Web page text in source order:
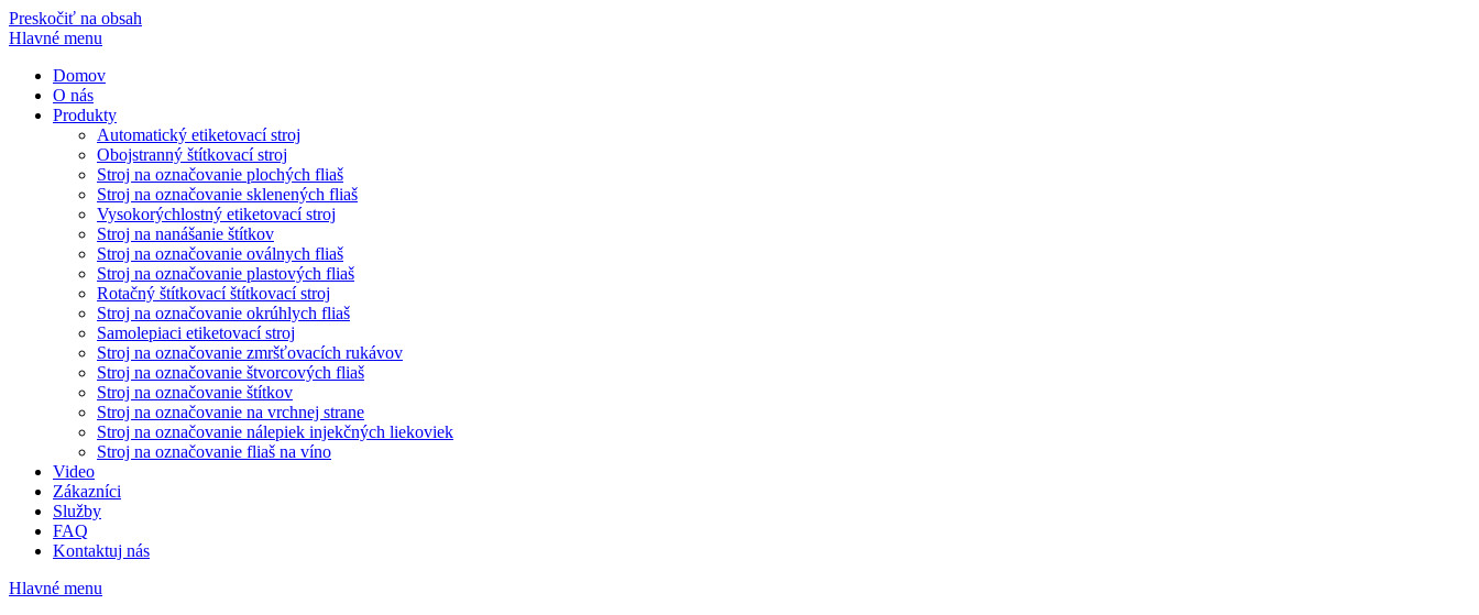
Preskočiť na obsah
Hlavné menu
Domov
O nás
Produkty
Automatický etiketovací stroj
Obojstranný štítkovací stroj
Stroj na označovanie plochých fliaš
Stroj na označovanie sklenených fliaš
Vysokorýchlostný etiketovací stroj
Stroj na nanášanie štítkov
Stroj na označovanie oválnych fliaš
Stroj na označovanie plastových fliaš
Rotačný štítkovací štítkovací stroj
Stroj na označovanie okrúhlych fliaš
Samolepiaci etiketovací stroj
Stroj na označovanie zmršťovacích rukávov
Stroj na označovanie štvorcových fliaš
Stroj na označovanie štítkov
Stroj na označovanie na vrchnej strane
Stroj na označovanie nálepiek injekčných liekoviek
Stroj na označovanie fliaš na víno
Video
Zákazníci
Služby
FAQ
Kontaktuj nás
Hlavné menu